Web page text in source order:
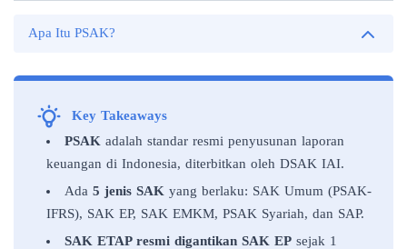
Apa Itu PSAK?
Key Takeaways
PSAK adalah standar resmi penyusunan laporan
keuangan di Indonesia, diterbitkan oleh DSAK IAI.
Ada 5 jenis SAK yang berlaku: SAK Umum (PSAK-
IFRS), SAK EP, SAK EMKM, PSAK Syariah, dan SAP.
SAK ETAP resmi digantikan SAK EP sejak 1